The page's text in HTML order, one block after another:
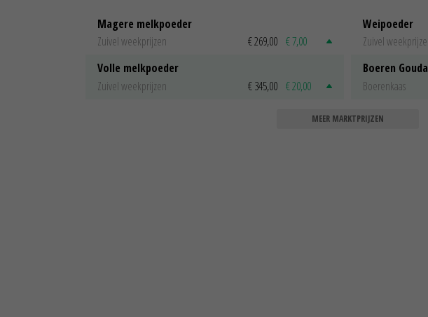
Magere melkpoeder
Zuivel weekprijzen
€ 269,00 € 7,00
Volle melkpoeder
Zuivel weekprijzen
€ 345,00 € 20,00
Weipoeder
Zuivel
Boeren
Boerenkaas
MEER MARKTPRIJZEN